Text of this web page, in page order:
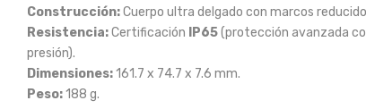
Construcción:Cuerpo ultra delgado con marcos
Resistencia:Certificación IP65(protección avanzada
presión).
Dimensiones:161.7 x 74.7 x 7.6 mm.
Peso:188 g.